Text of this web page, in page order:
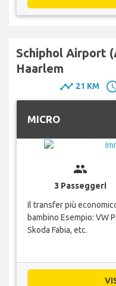
Schiphol Airport
Haarlem
timeline 21 KM
MICRO
group
3 Passeggeri
Il transfer più
bambino Esempio: VW
Skoda Fabia, etc.